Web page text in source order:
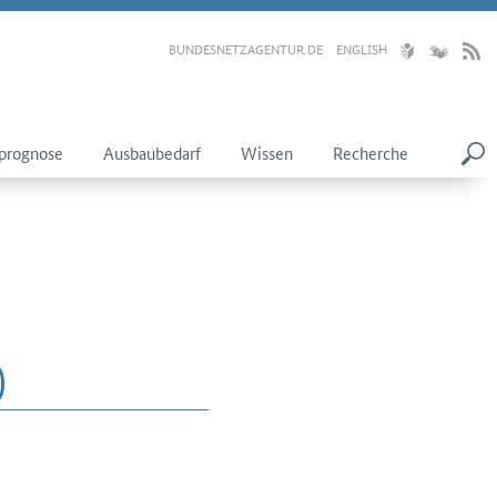
BUNDESNETZAGENTUR.DE ENGLISH
Ausbaubedarf Wissen Recherche